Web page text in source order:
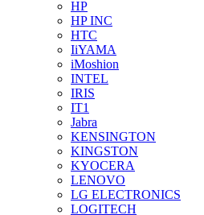
HP
HP INC
HTC
IiYAMA
iMoshion
INTEL
IRIS
IT1
Jabra
KENSINGTON
KINGSTON
KYOCERA
LENOVO
LG ELECTRONICS
LOGITECH